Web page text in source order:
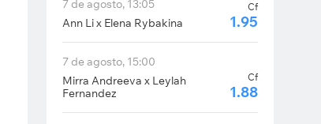
7 de agosto, 13:05
Ann Li x Elena Rybakina
Cf
1.95
7 de agosto, 15:00
Mirra Andreeva x Leylah
Fernandez
Cf
1.88